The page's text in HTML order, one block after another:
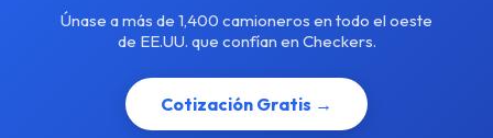
Únase a más de 1,400 camioneros en todo el oeste
de EE.UU. que confían en Checkers.
Cotización Gratis →